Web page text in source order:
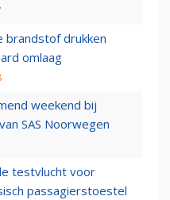
brandstof drukken
omlaag
weekend bij
SAS Noorwegen
testvlucht voor
passagierstoestel